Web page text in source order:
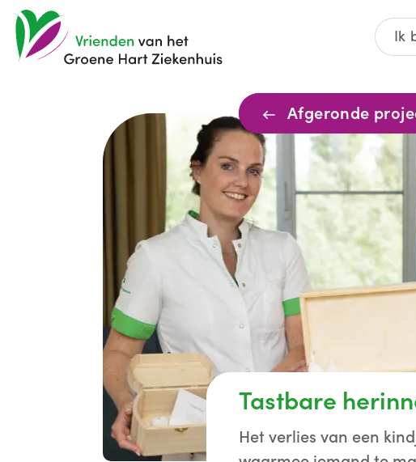
Afgeronde
Tastbare
Het verlies van een